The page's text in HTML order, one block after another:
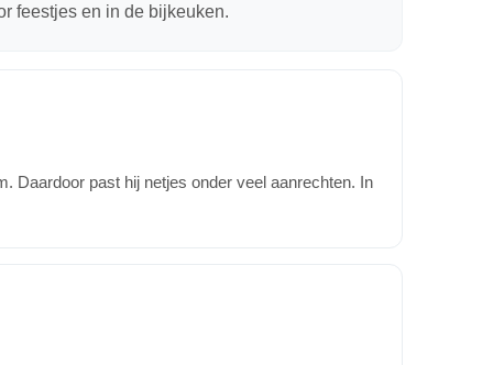
feestjes en in de bijkeuken.
Daardoor past hij netjes onder veel aanrechten. In